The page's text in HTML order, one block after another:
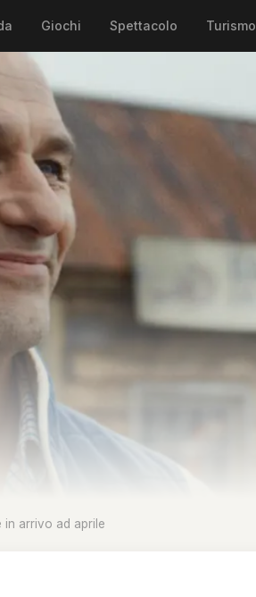
Giochi Spettacolo Turismo
in arrivo ad aprile